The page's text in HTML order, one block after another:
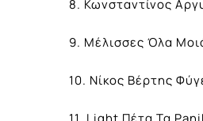
8. Κωνσταντίνος
9. Μέλισσες Όλα
10. Νίκος Βέρτης